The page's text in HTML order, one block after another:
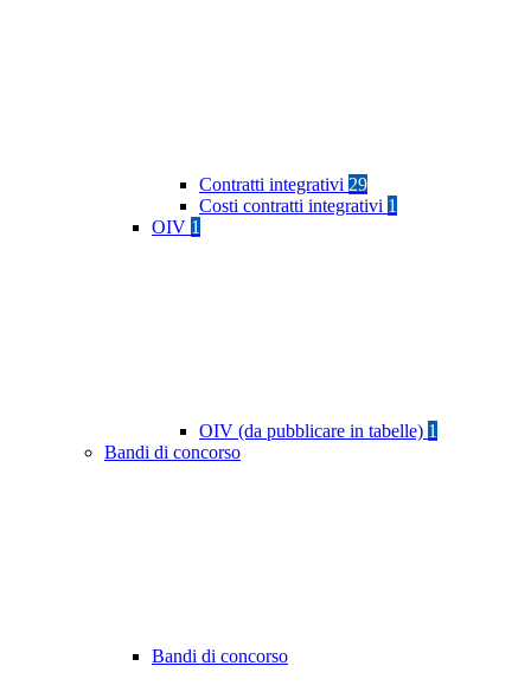
Contratti integrativi 29
Costi contratti integrativi 1
OIV 1
OIV (da pubblicare in tabelle) 1
Bandi di concorso
Bandi di concorso